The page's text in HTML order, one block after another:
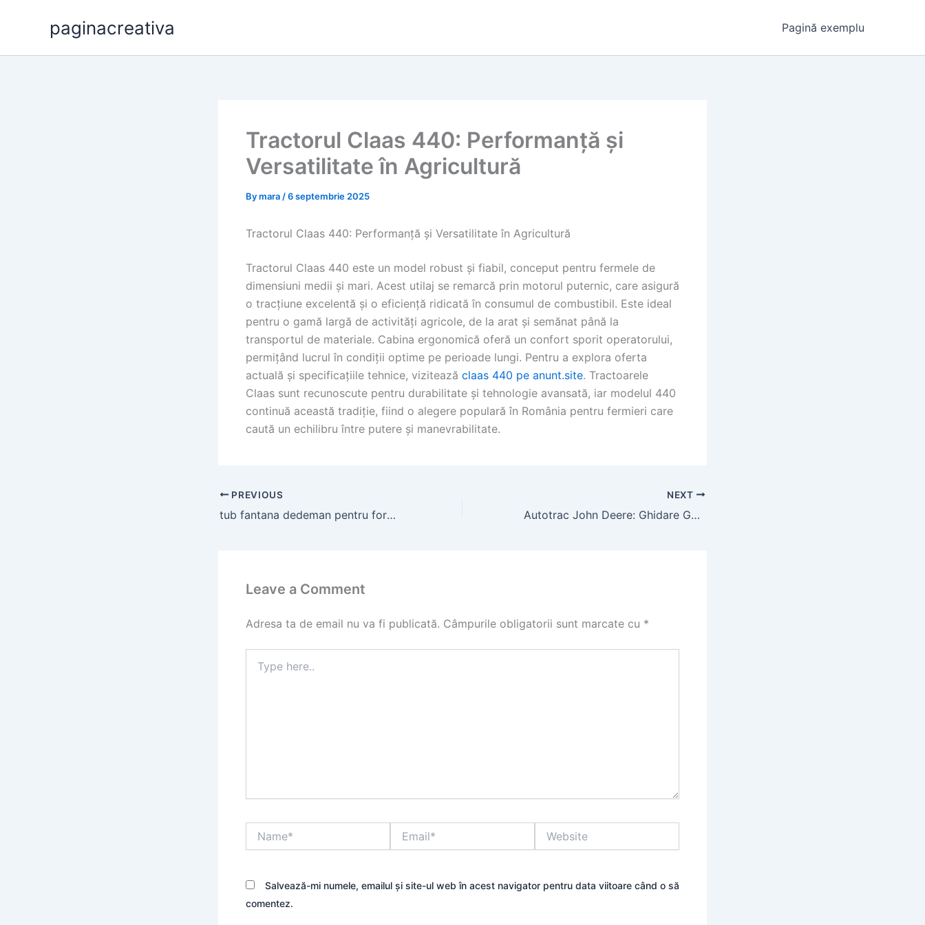
paginacreativa Pagină exemplu
Tractorul Claas 440: Performanță și
Versatilitate în Agricultură
Bymara /6 septembrie 2025
Tractorul Claas 440: Performanță și Versatilitate în Agricultură
Tractorul Claas 440 este un model robust și fiabil, conceput pentru fermele de
dimensiuni medii și mari. Acest utilaj se remarcă prin motorul puternic, care asigură
o tracțiune excelentă și o eficiență ridicată în consumul de combustibil. Este ideal
pentru o gamă largă de activități agricole, de la arat și semănat până la
transportul de materiale. Cabina ergonomică oferă un confort sporit operatorului,
permițând lucrul în condiții optime pe perioade lungi. Pentru a explora oferta
actuală și specificațiile tehnice, vizitează claas 440 pe anunt.site. Tractoarele
Claas sunt recunoscute pentru durabilitate și tehnologie avansată, iar modelul 440
continuă această tradiție, fiind o alegere populară în România pentru fermieri care
caută un echilibru între putere și manevrabilitate.
PREVIOUS
tub fantana dedeman pentru foraje puturi
NEXT
Autotrac John Deere: Ghidare GPS pentru Tractoare
Leave a Comment
Adresa ta de email nu va fi publicată. Câmpurile obligatorii sunt marcate cu *
here..
Salvează-mi numele, emailul și site-ul web în acest navigator pentru data viitoare când o să
comentez.